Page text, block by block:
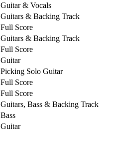
Guitar & Vocals
Guitars & Backing Track
Full Score
Guitars & Backing Track
Full Score
Guitar
Picking Solo Guitar
Full Score
Full Score
Guitars, Bass & Backing Track
Bass
Guitar